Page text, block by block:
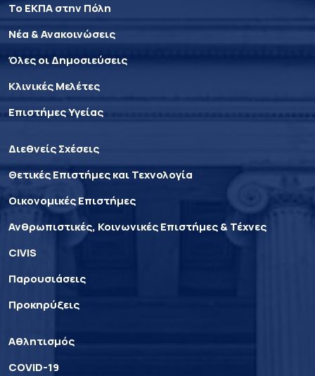
Το ΕΚΠΑ στην Πόλη
Νέα & Ανακοινώσεις
Όλες οι Δημοσιεύσεις
Κλινικές Μελέτες
Επιστήμες Υγείας
Διεθνείς Σχέσεις
Θετικές Επιστήμες και Τεχνολογία
Οικονομικές Επιστήμες
Ανθρωπιστικές, Κοινωνικές Επιστήμες & Τέχνες
CIVIS
Παρουσιάσεις
Προκηρύξεις
Αθλητισμός
COVID-19